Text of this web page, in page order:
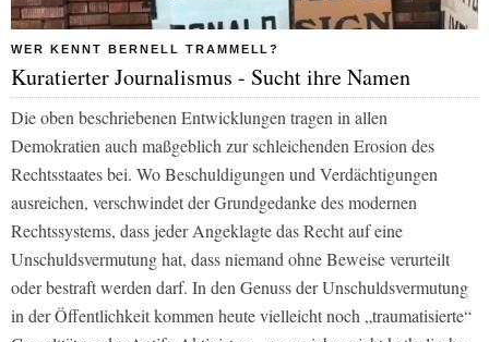
WER KENNT BERNELL TRAMMELL?
Kuratierter Journalismus - Sucht ihre Namen
Die oben beschriebenen Entwicklungen tragen in allen
Demokratien auch maßgeblich zur schleichenden Erosion des
Rechtsstaates bei. Wo Beschuldigungen und Verdächtigungen
ausreichen, verschwindet der Grundgedanke des modernen
Rechtssystems, dass jeder Angeklagte das Recht auf eine
Unschuldsvermutung hat, dass niemand ohne Beweise verurteilt
oder bestraft werden darf. In den Genuss der Unschuldsvermutung
in der Öffentlichkeit kommen heute vielleicht noch „traumatisierte“